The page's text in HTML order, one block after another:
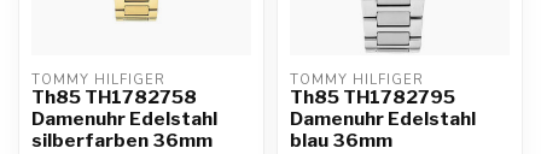
TOMMY HILFIGER
Th85 TH1782758
Damenuhr Edelstahl
silberfarben 36mm
TOMMY HILFIGER
Th85 TH1782795
Damenuhr Edelstahl
blau 36mm